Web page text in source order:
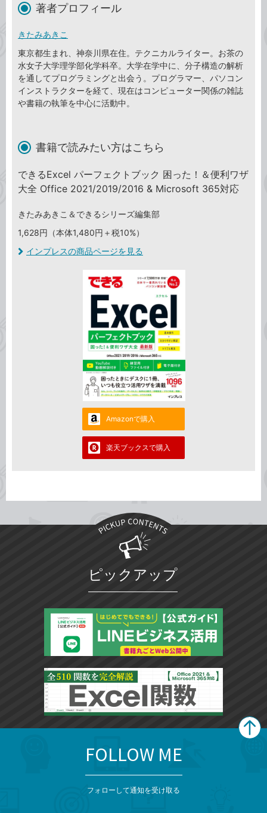
著者プロフィール
きたみあきこ
東京都生まれ、神奈川県在住。テクニカルライター。お茶の
水女子大学理学部化学科卒。大学在学中に、分子構造の解析
を通してプログラミングと出会う。プログラマー、パソコン
インストラクターを経て、現在はコンピューター関係の雑誌
や書籍の執筆を中心に活動中。
書籍で読みたい方はこちら
できるExcel パーフェクトブック 困った！＆便利ワザ
大全 Office 2021/2019/2016 & Microsoft 365対応
きたみあきこ＆できるシリーズ編集部
1,628円（本体1,480円＋税10%）
インプレスの商品ページを見る
Amazonで購入
楽天ブックスで購入
ピックアップ
FOLLOW ME
フォローして通知を受け取る